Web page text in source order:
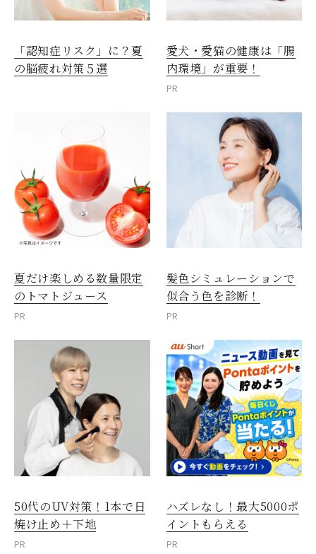
「認知症リスク」に？夏
の脳疲れ対策５選
愛犬・愛猫の健康は「腸
内環境」が重要！
PR
夏だけ楽しめる数量限定
のトマトジュース
PR
髪色シミュレーションで
似合う色を診断！
PR
50代のUV対策！1本で日
焼け止め＋下地
PR
ハズレなし！最大5000ポ
イントもらえる
PR